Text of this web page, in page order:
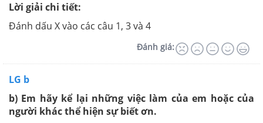
Lời giải chi tiết:
Đánh dấu X vào các câu 1, 3và 4
Đánh giá:
LG b
b) Em hãy kể lại những việc làm của em hoặc của
người khác thể hiện sự biết ơn.